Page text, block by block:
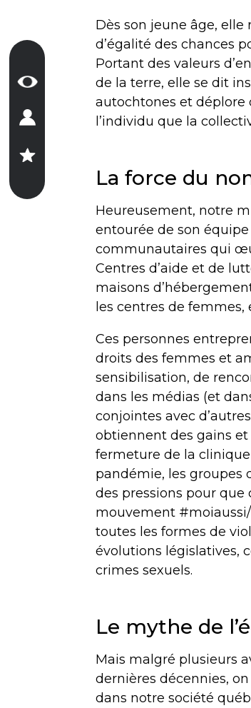
Dès son jeune âge,
d’égalité des chances
Portant des valeurs
de la terre, elle se dit
autochtones et déplore
l’individu que la
La force du
Heureusement, notre
entourée de son
communautaires qui
Centres d’aide et de
maisons
les centres de femmes,
Ces personnes
droits des femmes et
sensibilisation, de
dans les médias (et
conjointes avec
obtiennent des gains et
fermeture de la
pandémie, les groupes
des pressions pour que
mouvement
toutes les formes de
évolutions législatives,
crimes sexuels.
Le mythe de
Mais malgré plusieurs
dernières décennies,
dans notre société